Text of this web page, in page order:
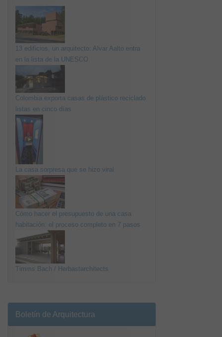
13 edificios, un arquitecto: Alvar Aalto entra
en la lista de la UNESCO
Colombia exporta casas de plástico reciclado
listas en cinco días
La casa sorpresa que se hizo viral
Cómo hacer el presupuesto de una casa
habitación: el proceso completo en 7 pasos
Timms Bach / Herbastarchitects
Boletín de Arquitectura